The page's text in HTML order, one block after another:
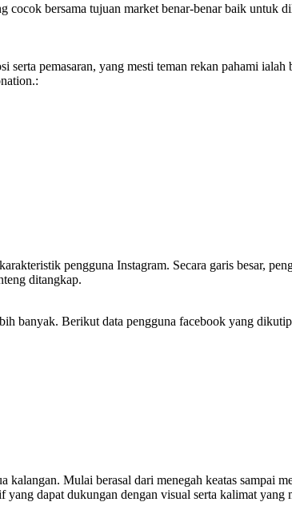
bersama tujuan market benar-benar baik untuk
pemasaran, yang mesti teman rekan pahami
pengguna Instagram. Secara garis besar,
ditangkap.
banyak. Berikut data pengguna facebook yang
Mulai berasal dari menegah keatas sampai
dapat dukungan dengan visual serta kalimat yang